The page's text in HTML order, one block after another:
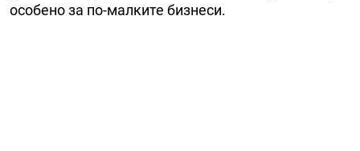
особено за по-малките бизнеси.